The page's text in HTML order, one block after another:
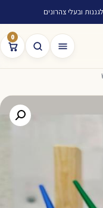
ובעלי צהרונים
0